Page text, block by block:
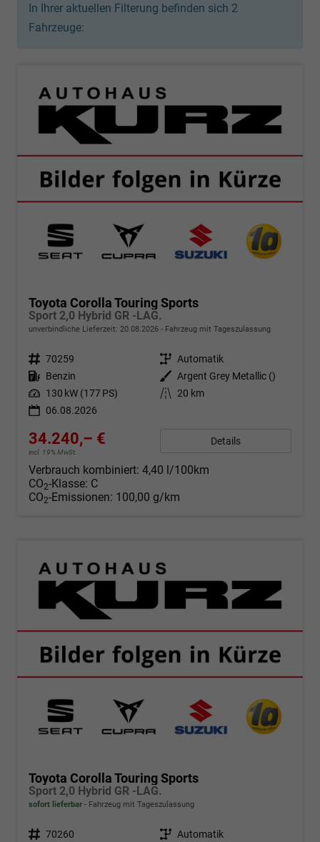
In Ihrer aktuellen Filterung befinden sich 2
Fahrzeuge:
Toyota Corolla Touring Sports
Sport 2,0 Hybrid GR -LAG.
unverbindliche Lieferzeit: 20.08.2026 Fahrzeug mit Tageszulassung
Fahrzeugnr. 70259 Getriebe Automatik
Kraftstoff Benzin Außenfarbe
Argent Grey Metallic ()
Leistung 130 kW (177 PS) Kilometerstand 20 km
06.08.2026
34.240,– €
incl. 19% MwSt.
Details
Verbrauch kombiniert: 4,40 l/100km
CO2-Klasse: C
CO2-Emissionen: 100,00 g/km
Toyota Corolla Touring Sports
Sport 2,0 Hybrid GR -LAG.
sofort lieferbar Fahrzeug mit Tageszulassung
Fahrzeugnr. 70260 Getriebe Automatik